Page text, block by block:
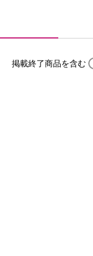
掲載終了商品を含む